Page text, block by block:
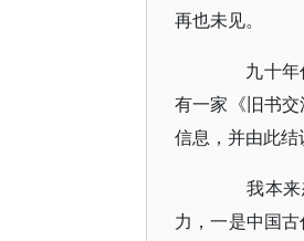
再也未见。
九十年代
有一家《旧书
信息，并由此结
我本来想
力，一是中国